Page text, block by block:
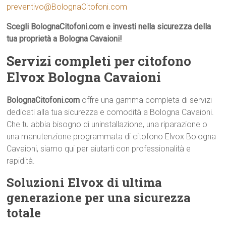
preventivo@BolognaCitofoni.com
Scegli BolognaCitofoni.com e investi nella sicurezza della
tua proprietà a Bologna Cavaioni!
Servizi completi per citofono
Elvox Bologna Cavaioni
BolognaCitofoni.com offre una gamma completa di servizi
dedicati alla tua sicurezza e comodità a Bologna Cavaioni.
Che tu abbia bisogno di uninstallazione, una riparazione o
una manutenzione programmata di citofono Elvox Bologna
Cavaioni, siamo qui per aiutarti con professionalità e
rapidità.
Soluzioni Elvox di ultima
generazione per una sicurezza
totale